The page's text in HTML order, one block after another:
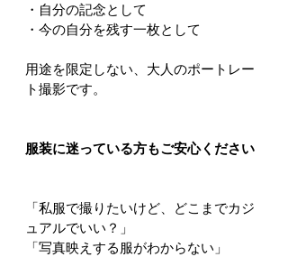
・自分の記念として
・今の自分を残す一枚として
用途を限定しない、大人のポートレー
ト撮影です。
服装に迷っている方もご安心ください
「私服で撮りたいけど、どこまでカジ
ュアルでいい？」
「写真映えする服がわからない」